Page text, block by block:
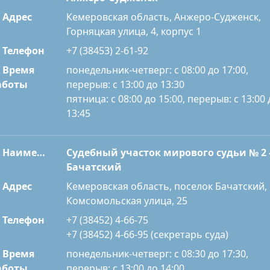
Адрес
Кемеровская область, Анжеро-Судженск,
Горняцкая улица, 4, корпус 1
Телефон
+7 (38453) 2-61-92
Время
понедельник-четверг: с 08:00 до 17:00,
перерыв: с 13:00 до 13:30
пятница: с 08:00 до 15:00, перерыв: с 13:00
13:45
Наименование
Судебный участок мирового судьи № 2
Бачатский
Адрес
Кемеровская область, поселок Бачатский,
Комсомольская улица, 25
Телефон
+7 (38452) 4-66-75
+7 (38452) 4-66-95 (секретарь суда)
Время
понедельник-четверг: с 08:30 до 17:30,